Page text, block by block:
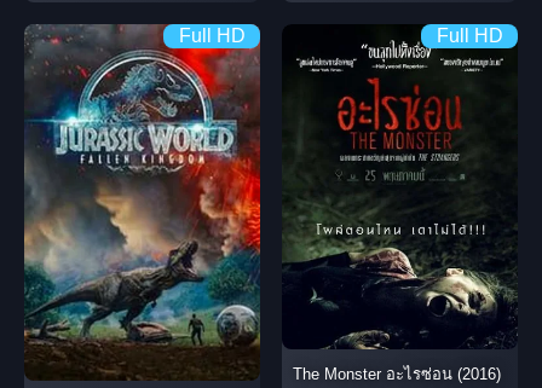
Full HD Full HD
The Monster อะไรซ่อน (2016)